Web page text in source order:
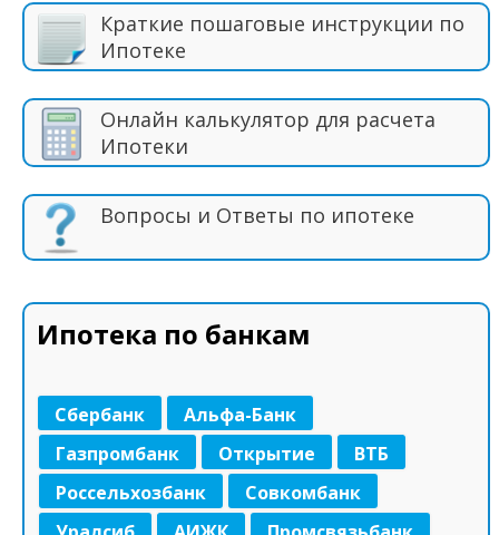
Краткие пошаговые инструкции по
Ипотеке
Онлайн калькулятор для расчета
Ипотеки
Вопросы и Ответы по ипотеке
Ипотека по банкам
Сбербанк
Альфа-Банк
Газпромбанк
Открытие
ВТБ
Россельхозбанк
Совкомбанк